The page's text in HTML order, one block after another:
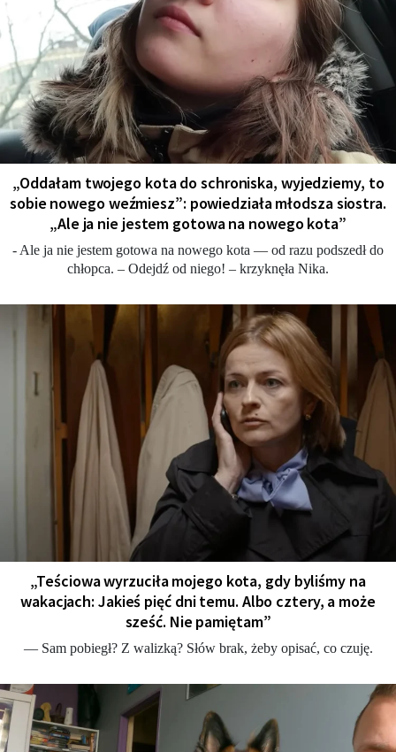
„Oddałam twojego kota do schroniska, wyjedziemy, to
sobie nowego weźmiesz”: powiedziała młodsza siostra.
„Ale ja nie jestem gotowa na nowego kota”
- Ale ja nie jestem gotowa na nowego kota — od razu podszedł do
chłopca. – Odejdź od niego! – krzyknęła Nika.
„Teściowa wyrzuciła mojego kota, gdy byliśmy na
wakacjach: Jakieś pięć dni temu. Albo cztery, a może
sześć. Nie pamiętam”
— Sam pobiegł? Z walizką? Słów brak, żeby opisać, co czuję.